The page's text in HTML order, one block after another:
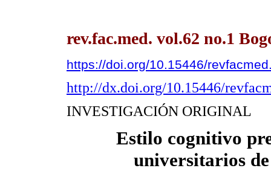
rev.fac.med. vol.62 no.1
https://doi.org/10.15446/
http://dx.doi.org/10.15446/
INVESTIGACIÓN ORIGINAL
Estilo cognitivo
universitarios